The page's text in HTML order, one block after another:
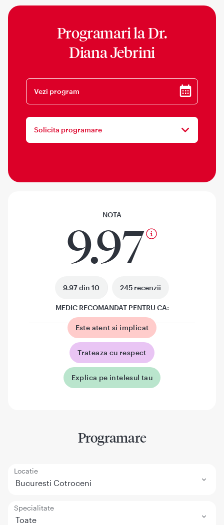
Programari laDr.
Diana Jebrini
Vezi program
Solicita programare
NOTA
9.97
9.97 din 10 245 recenzii
MEDIC RECOMANDAT PENTRU CA:
Este atent si implicat
Trateaza cu respect
Explica pe intelesul tau
Programare
Locatie
Bucuresti Cotroceni
Specialitate
Toate